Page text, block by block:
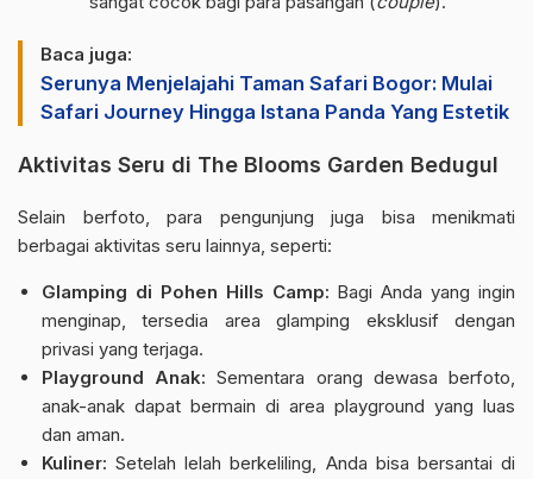
Baca juga:
Serunya Menjelajahi Taman Safari Bogor: Mulai
Safari Journey Hingga Istana Panda Yang Estetik
Aktivitas Seru di The Blooms Garden Bedugul
Selain berfoto, para pengunjung juga bisa menikmati
berbagai aktivitas seru lainnya, seperti:
Glamping di Pohen Hills Camp: Bagi Anda yang ingin
menginap, tersedia area glamping eksklusif dengan
privasi yang terjaga.
Playground Anak: Sementara orang dewasa berfoto,
anak-anak dapat bermain di area playground yang luas
dan aman.
Kuliner: Setelah lelah berkeliling, Anda bisa bersantai di